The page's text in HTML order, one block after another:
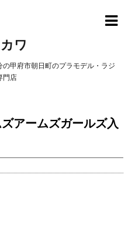
ワ
甲府市朝日町のプラモデル・ラジ
門店
アームズガールズ入